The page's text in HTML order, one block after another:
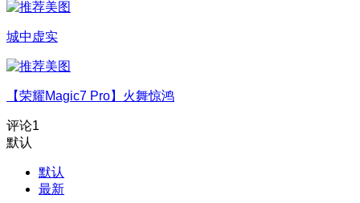
城中虚实
【荣耀Magic7 Pro】火舞惊鸿
评论1
默认
默认
最新